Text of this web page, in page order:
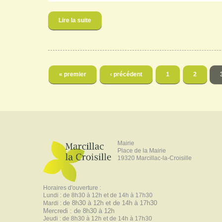
Lire la suite
Pages
« premier ‹ précédent 1 2
Mairie
Place de la Mairie
19320 Marcillac-la-Croisille
Horaires d'ouverture :
Lundi : de 8h30 à 12h et de 14h à 17h30
Mardi : de 8h30 à 12h et de 14h à 17h30
Mercredi : de 8h30 à 12h
Jeudi : de 8h30 à 12h et de 14h à 17h30